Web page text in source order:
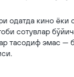
одатда кино
сотувлар
тасодиф эмас —